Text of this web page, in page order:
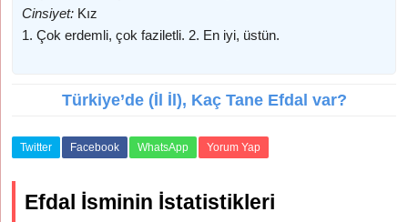
Cinsiyet: Kız
1. Çok erdemli, çok faziletli. 2. En iyi, üstün.
Türkiye’de (İl İl), Kaç Tane Efdal var?
Twitter Facebook WhatsApp Yorum Yap
Efdal İsminin İstatistikleri